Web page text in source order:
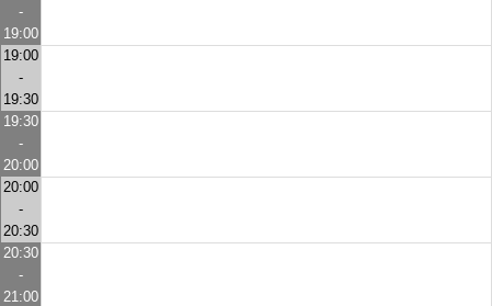
-
19:00
19:00
-
19:30
19:30
-
20:00
20:00
-
20:30
20:30
-
21:00